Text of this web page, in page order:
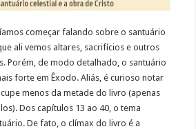
começar falando sobre o santuário
ali vemos altares, sacrifícios e outros
Porém, de modo detalhado, o santuário
forte em Êxodo. Aliás, é curioso notar
menos da metade do livro (apenas
Dos capítulos 13 ao 40, o tema
De fato, o clímax do livro é a